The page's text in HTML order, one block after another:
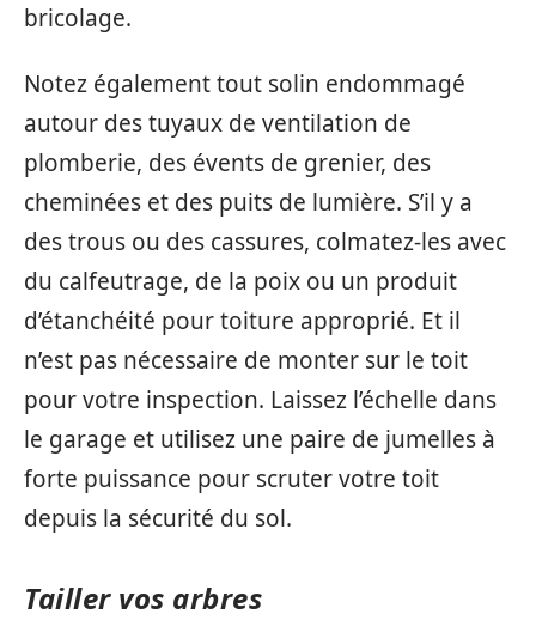
bricolage.
Notez également tout solin endommagé
autour des tuyaux de ventilation de
plomberie, des évents de grenier, des
cheminées et des puits de lumière. S’il y a
des trous ou des cassures, colmatez-les avec
du calfeutrage, de la poix ou un produit
d’étanchéité pour toiture approprié. Et il
n’est pas nécessaire de monter sur le toit
pour votre inspection. Laissez l’échelle dans
le garage et utilisez une paire de jumelles à
forte puissance pour scruter votre toit
depuis la sécurité du sol.
Tailler vos arbres